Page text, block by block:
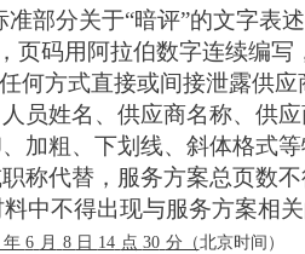
部分关于“暗评”的文字表
页码用阿拉伯数字连续编
何方式直接或间接泄露供
员姓名、供应商名称、供
加粗、下划线、斜体格式
称代替，服务方案总页数
中不得出现与服务方案相
年 6 月 8 日 14 点 30 分（北京时间）